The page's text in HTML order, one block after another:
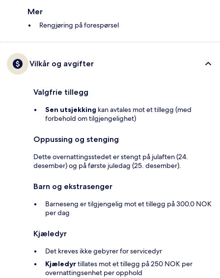
Mer
Rengjøring på forespørsel
Vilkår og avgifter
Valgfrie tillegg
Sen utsjekking kan avtales mot et tillegg (med
forbehold om tilgjengelighet)
Oppussing og stenging
Dette overnattingsstedet er stengt på julaften (24.
desember) og på første juledag (25. desember).
Barn og ekstrasenger
Barneseng er tilgjengelig mot et tillegg på 300.0 NOK
per dag
Kjæledyr
Det kreves ikke gebyrer for servicedyr
Kjæledyrtillates mot et tillegg på 250 NOK per
overnattingsenhet per opphold